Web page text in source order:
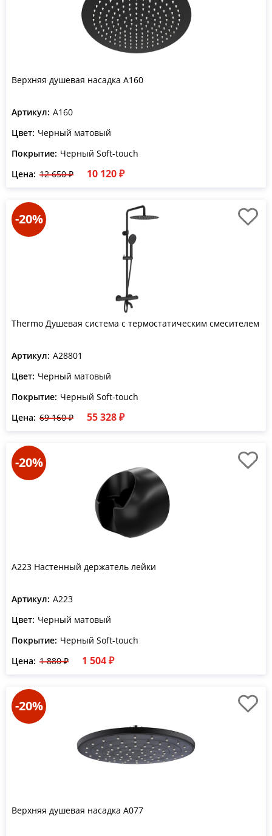
Верхняя душевая насадка A160
Артикул: A160
Цвет: Черный матовый
Покрытие: Черный Soft-touch
Цена: 12 650 ₽ 10 120 ₽
-20%
Thermo Душевая система с термостатическим смесителем
Артикул: A28801
Цвет: Черный матовый
Покрытие: Черный Soft-touch
Цена: 69 160 ₽ 55 328 ₽
-20%
A223 Настенный держатель лейки
Артикул: A223
Цвет: Черный матовый
Покрытие: Черный Soft-touch
Цена: 1 880 ₽ 1 504 ₽
-20%
Верхняя душевая насадка A077